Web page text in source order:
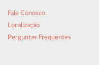
Fale Conosco
Localização
Perguntas Frequentes